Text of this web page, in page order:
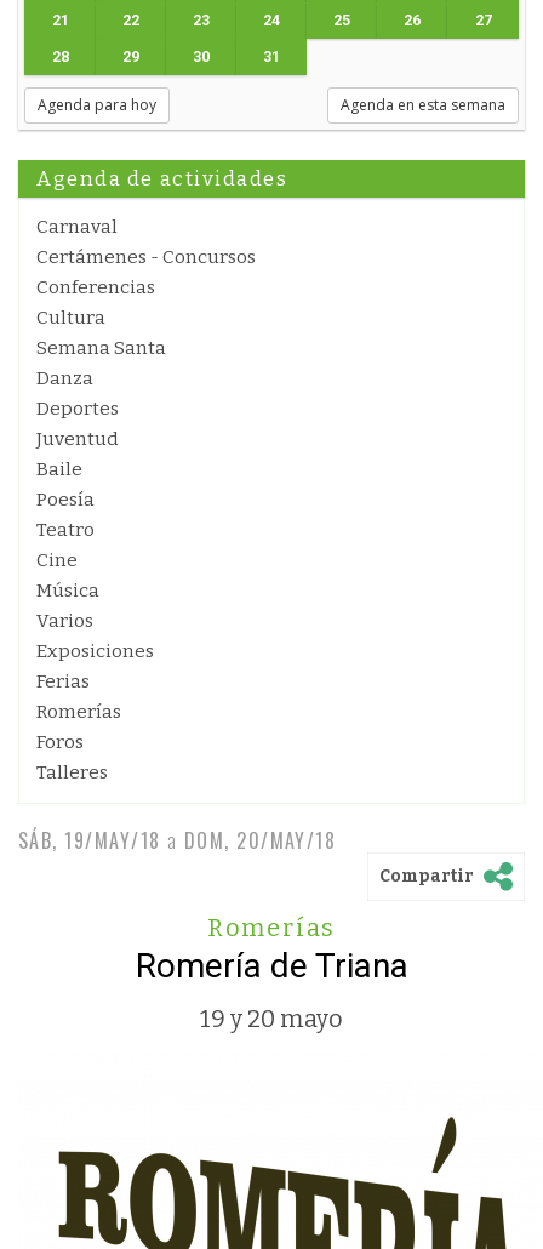
21 22 23 24 25 26 27
28 29 30 31
Agenda para hoy Agenda en esta semana
Agenda de actividades
Carnaval
Certámenes - Concursos
Conferencias
Cultura
Semana Santa
Danza
Deportes
Juventud
Baile
Poesía
Teatro
Cine
Música
Varios
Exposiciones
Ferias
Romerías
Foros
Talleres
SÁB, 19/MAY/18 a DOM, 20/MAY/18
Compartir
Romerías
Romería de Triana
19 y 20 mayo